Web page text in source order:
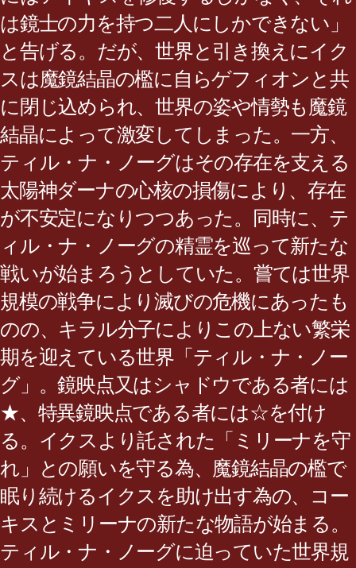
は鏡士の力を持つ二人にしかできない」
と告げる。だが、世界と引き換えにイク
スは魔鏡結晶の檻に自らゲフィオンと共
に閉じ込められ、世界の姿や情勢も魔鏡
結晶によって激変してしまった。一方、
ティル・ナ・ノーグはその存在を支える
太陽神ダーナの心核の損傷により、存在
が不安定になりつつあった。同時に、テ
ィル・ナ・ノーグの精霊を巡って新たな
戦いが始まろうとしていた。嘗ては世界
規模の戦争により滅びの危機にあったも
のの、キラル分子によりこの上ない繁栄
期を迎えている世界「ティル・ナ・ノー
グ」。鏡映点又はシャドウである者には
★、特異鏡映点である者には☆を付け
る。イクスより託された「ミリーナを守
れ」との願いを守る為、魔鏡結晶の檻で
眠り続けるイクスを助け出す為の、コー
キスとミリーナの新たな物語が始まる。
ティル・ナ・ノーグに迫っていた世界規